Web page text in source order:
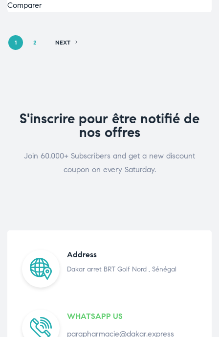
Comparer
1 2 NEXT
S'inscrire pour être notifié de
nos offres
Join 60.000+ Subscribers and get a new discount
coupon on every Saturday.
Address
Dakar arret BRT Golf Nord , Sénégal
WHATSAPP US
parapharmacie@dakar.express